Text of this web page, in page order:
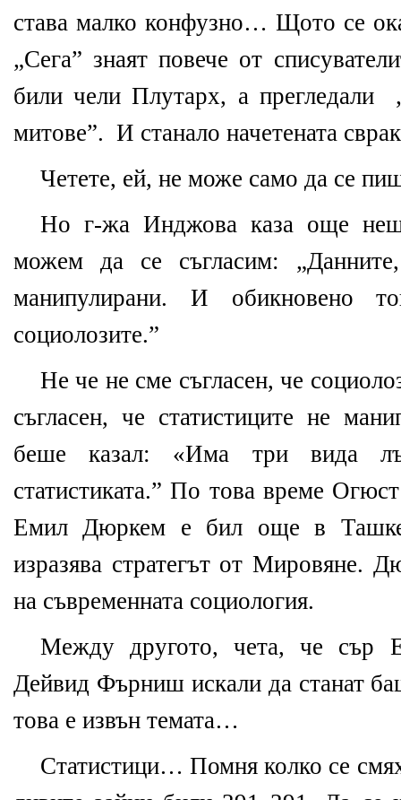
става малко конфузно… Щото се
„Сега” знаят повече от
били чели Плутарх, а прегледали
митове”. И станало начетената
Четете, ей, не може само да се
Но г-жа Инджова каза още
можем да се съгласим:
манипулирани. И обикновено
социолозите.”
Не че не сме съгласен, че
съгласен, че статистиците не
беше казал: «Има три вида
статистиката.” По това време
Емил Дюркем е бил още в
изразява стратегът от Мировяне.
на съвременната социология.
Между другото, чета, че
Дейвид Фърниш искали да станат
това е извън темата…
Статистици… Помня колко се